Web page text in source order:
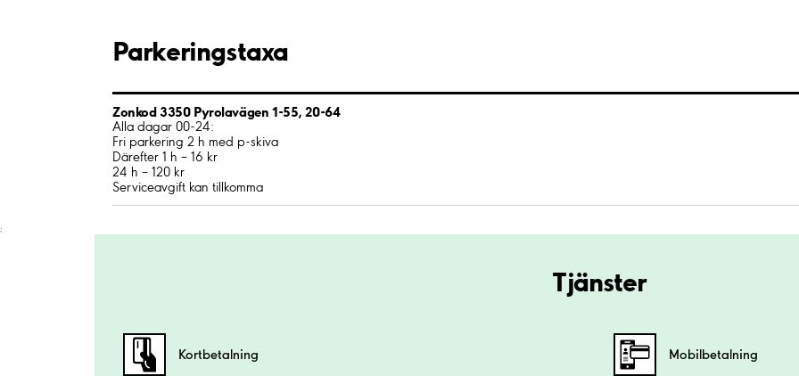
Parkeringstaxa
Zonkod 3350 Pyrolavägen 1-55, 20-64
Alla dagar 00-24:
Fri parkering 2 h med p-skiva
Därefter 1 h – 16 kr
24 h – 120 kr
Serviceavgift kan tillkomma
;
Tjänster
Kortbetalning Mobilbetalning